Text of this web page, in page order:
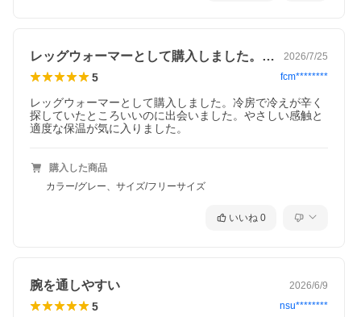
レッグウォーマーとして購入しました。冷… 2026/7/25
5 fcm********
レッグウォーマーとして購入しました。冷房で冷えが辛く
探していたところいいのに出会いました。やさしい感触と
適度な保温が気に入りました。
購入した商品
カラー/グレー、サイズ/フリーサイズ
いいね 0
腕を通しやすい 2026/6/9
5 nsu********